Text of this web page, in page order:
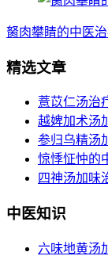
胬肉攀睛的中医
精选文章
薏苡仁汤治
越婢加术汤
参归乌精汤
惊悸怔忡的
四神汤加味
中医知识
六味地黄汤